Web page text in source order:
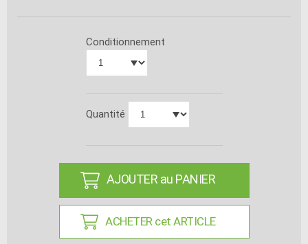
Conditionnement
Quantité
AJOUTER au PANIER
ACHETER cet ARTICLE